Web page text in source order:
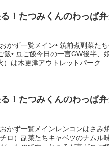
！たつみくんのわっぱ
かず一覧メイン• 筑前煮副菜た
飯• 豆ご飯今日の一言GW後半、
）は木更津アウトレットパーク...
！たつみくんのわっぱ
かず一覧メインレンコンはさみ
ロ）副菜たちキャベツのナムル